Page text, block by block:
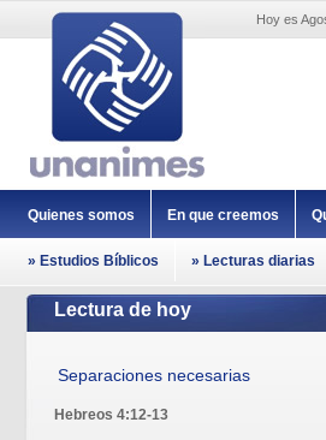
Hoy es
Quienes somos En que creemos
» Estudios Bíblicos » Lecturas diarias
Lectura de hoy
Separaciones necesarias
Hebreos 4:12-13